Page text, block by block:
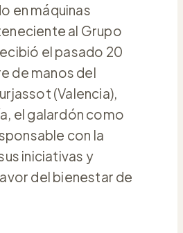
en máquinas
al Grupo
el pasado 20
de manos del
(Valencia),
el galardón como
con la
iniciativas y
del bienestar de